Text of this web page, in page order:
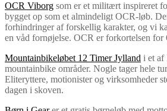
OCR Viborg som er et militært inspireret
bygget op som et almindeligt OCR-løb.
forhindringer af forskellig karakter, og vi
en våd fornøjelse. OCR er forkortelsen for
Mountainbikeløbet 12 Timer Jylland i et af
mountainbike områder. Nogle tager hele
Eliteryttere, motionister og virksomheder
dagen i skoven.